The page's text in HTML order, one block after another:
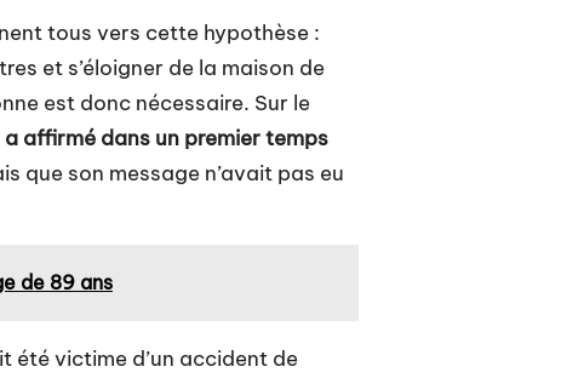
tous vers cette hypothèse :
et s’éloigner de la maison de
est donc nécessaire. Sur le
affirmé dans un premier temps
que son message n’avait pas eu
de 89 ans
été victime d’un accident de